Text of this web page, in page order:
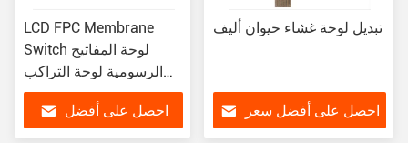
LCD FPC Membrane
Switch لوحة المفاتيح
الرسومية لوحة التراكب
شهادة ISO
احصل على أفضل
تبديل لوحة غشاء حيوان أليف
احصل على أفضل سعر